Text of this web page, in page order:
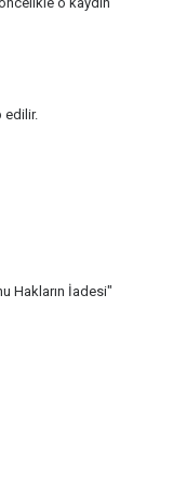
edilir.
Hakların İadesi"